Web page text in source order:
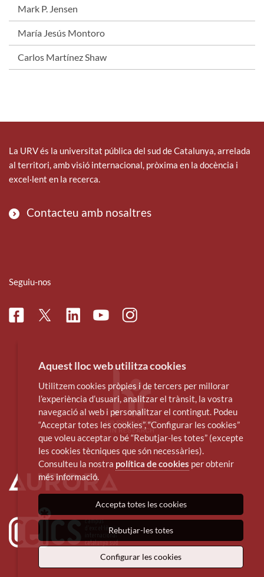
Mark P. Jensen
María Jesús Montoro
Carlos Martínez Shaw
La URV és la universitat pública del sud de Catalunya, arrelada
al territori, amb visió internacional, pròxima en la docència i
excel·lent en la recerca.
Contacteu amb nosaltres
Seguiu-nos
FacebookTwitterLinkedinYoutubeInstagram
Aquest lloc web utilitza cookies
Utilitzem cookies pròpies i de tercers per millorar
l’experiència d’usuari, analitzar el trànsit, la vostra
navegació al web i personalitzar el contingut. Podeu
“Acceptar totes les cookies”, “Configurar les cookies”
que voleu acceptar o bé “Rebutjar-les totes” (excepte
les cookies tècniques que són necessàries).
Consulteu la nostra política de cookies per obtenir
més informació.
Accepta totes les cookies
Rebutjar-les totes
Configurar les cookies